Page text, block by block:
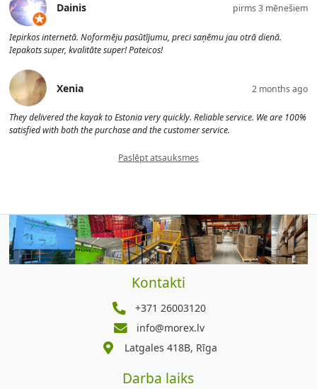
Dainis pirms 3 mēnešiem
Iepirkos internetā. Noformēju pasūtījumu, preci saņēmu jau otrā dienā.
Iepakots super, kvalitāte super! Pateicos!
Xenia 2 months ago
They delivered the kayak to Estonia very quickly. Reliable service. We are 100%
satisfied with both the purchase and the customer service.
Paslēpt atsauksmes
Kontakti
+371 26003120
info@morex.lv
Latgales 418B, Rīga
Darba laiks